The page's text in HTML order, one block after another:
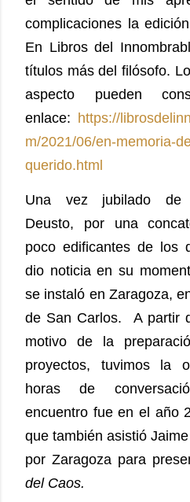
complicaciones la
En Libros del
títulos más del filósofo.
aspecto pueden
enlace: https://
m/2021/06/en-memoria-
querido.html
Una vez jubilado de
Deusto, por una
poco edificantes de los
dio noticia en su
se instaló en Zaragoza,
de San Carlos. A partir
motivo de la
proyectos, tuvimos la
horas de
encuentro fue en el año
que también asistió
por Zaragoza para
del Caos.